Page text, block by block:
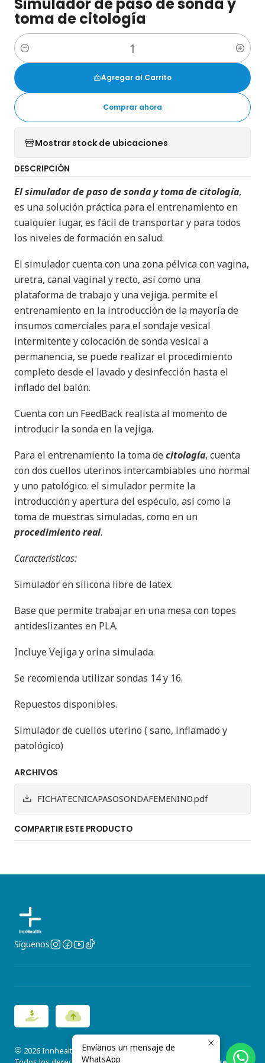
toma de citología
Cantidad
Agregar al Carrito
Comprar ahora
Mostrar stock de ubicaciones
DESCRIPCIÓN
El simulador de paso de sonda y toma de citología,
es una solución práctica para el entrenamiento en
cualquier lugar, es fácil de transportar y para todos
los niveles de formación en salud.
El simulador cuenta con una zona pélvica con vagina,
uretra, canal vaginal y recto, así como una
plataforma de trabajo y una vejiga. permite el
entrenamiento en la introducción de la mayoría de
insumos comerciales para el sondaje vesical
intermitente y colocación de sonda vesical a
permanencia, se puede realizar el procedimiento
completo desde el lavado y desinfección hasta el
inflado del balón.
Cuenta con un FeedBack realista al momento de
introducir la sonda en la vejiga.
Para el entrenamiento la toma decitología, cuenta
con dos cuellos uterinos intercambiables uno normal
y uno patológico. el simulador permite la
introducción y apertura del espéculo, así como la
toma de muestras simuladas, como en un
procedimiento real.
Características:
Simulador en silicona libre de latex.
Base que permite trabajar en una mesa con topes
antideslizantes en PLA.
Incluye Vejiga y orina simulada.
Se recomienda utilizar sondas 14 y 16.
Repuestos disponibles.
Simulador de cuellos uterino ( sano, inflamado y
patológico)
ARCHIVOS
FICHATECNICAPASOSONDAFEMENINO.pdf
COMPARTIR ESTE PRODUCTO
Síguenos
2026 Innhealth.
Envíanos un mensaje de
WhatsApp